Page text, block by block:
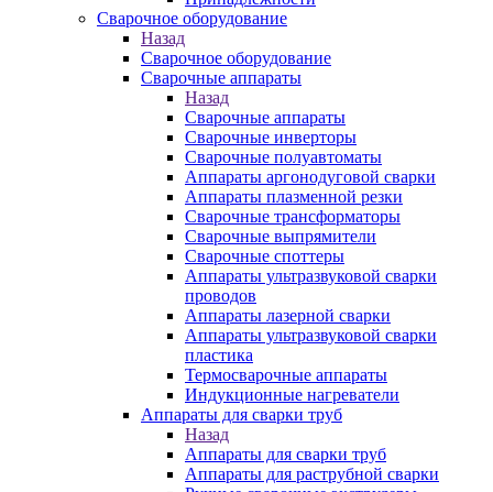
Сварочное оборудование
Назад
Сварочное оборудование
Сварочные аппараты
Назад
Сварочные аппараты
Сварочные инверторы
Сварочные полуавтоматы
Аппараты аргонодуговой сварки
Аппараты плазменной резки
Сварочные трансформаторы
Сварочные выпрямители
Сварочные споттеры
Аппараты ультразвуковой сварки
проводов
Аппараты лазерной сварки
Аппараты ультразвуковой сварки
пластика
Термосварочные аппараты
Индукционные нагреватели
Аппараты для сварки труб
Назад
Аппараты для сварки труб
Аппараты для раструбной сварки